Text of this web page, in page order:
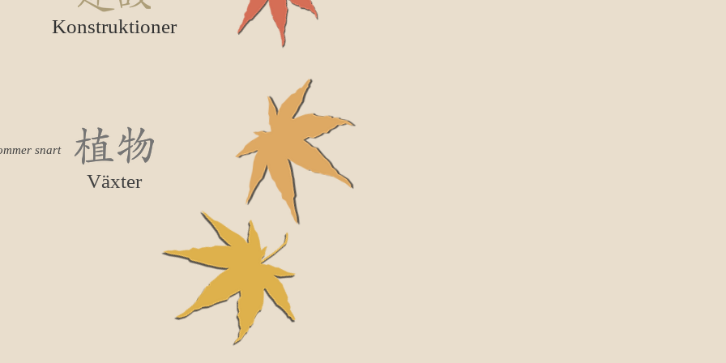
Växter
Konstruktioner
snart